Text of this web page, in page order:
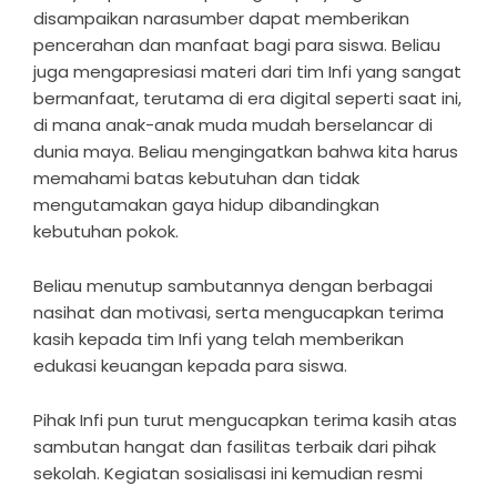
disampaikan narasumber dapat memberikan
pencerahan dan manfaat bagi para siswa. Beliau
juga mengapresiasi materi dari tim Infi yang sangat
bermanfaat, terutama di era digital seperti saat ini,
di mana anak-anak muda mudah berselancar di
dunia maya. Beliau mengingatkan bahwa kita harus
memahami batas kebutuhan dan tidak
mengutamakan gaya hidup dibandingkan
kebutuhan pokok.
Beliau menutup sambutannya dengan berbagai
nasihat dan motivasi, serta mengucapkan terima
kasih kepada tim Infi yang telah memberikan
edukasi keuangan kepada para siswa.
Pihak Infi pun turut mengucapkan terima kasih atas
sambutan hangat dan fasilitas terbaik dari pihak
sekolah. Kegiatan sosialisasi ini kemudian resmi